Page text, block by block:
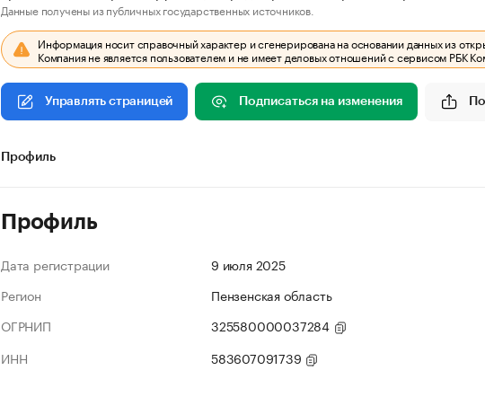
Данные получены из публичных государственных источников.
Информация носит справочный характер и сгенерирована на основании данных из
Компания не является пользователем и не имеет деловых отношений с сервисом РБК
Управлять страницей Подписаться на изменения
Профиль
Профиль
Дата регистрации
9 июля 2025
Регион
Пензенская область
ОГРНИП
325580000037284
ИНН
583607091739